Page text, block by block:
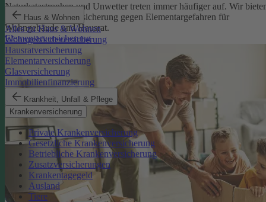
Haus & Wohnen
Alles zu Haus & Wohnen
Wohngebäudeversicherung
Hausratversicherung
Elementarversicherung
Glasversicherung
Immobilienfinanzierung
Krankheit, Unfall & Pflege
Krankenversicherung
Private Krankenversicherung
Gesetzliche Krankenversicherung
Betriebliche Krankenversicherung
Zusatzversicherungen
Krankentagegeld
Ausland
Tiere
Naturkatastrophen und Unwetter treten immer häufiger auf. Wir
eine zuverlässige Absicherung gegen Elementargefahren für
Wohngebäude und Hausrat.
Elementarversicherung